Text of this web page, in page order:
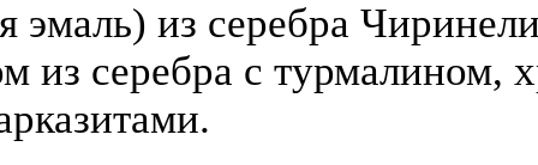
эмаль) из серебра
из серебра с турмалином,